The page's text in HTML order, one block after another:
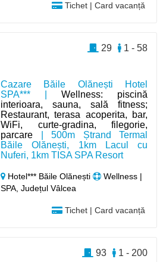
Tichet | Card vacanță
Cazare Băile Olănești Hotel
SPA*** |Wellness: piscină
interioara, sauna, sală fitness;
Restaurant, terasa acoperita, bar,
WiFi, curte-gradina, filegorie,
parcare | 500m Ștrand Termal
Băile Olănești, 1km Lacul cu
Nuferi, 1km TISA SPA Resort
Hotel*** Băile Olănești
Wellness |
SPA, Județul Vâlcea
Tichet | Card vacanță
1 - 58
29
1 - 200
93